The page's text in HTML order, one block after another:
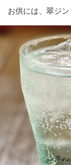
お供には、翠ジン